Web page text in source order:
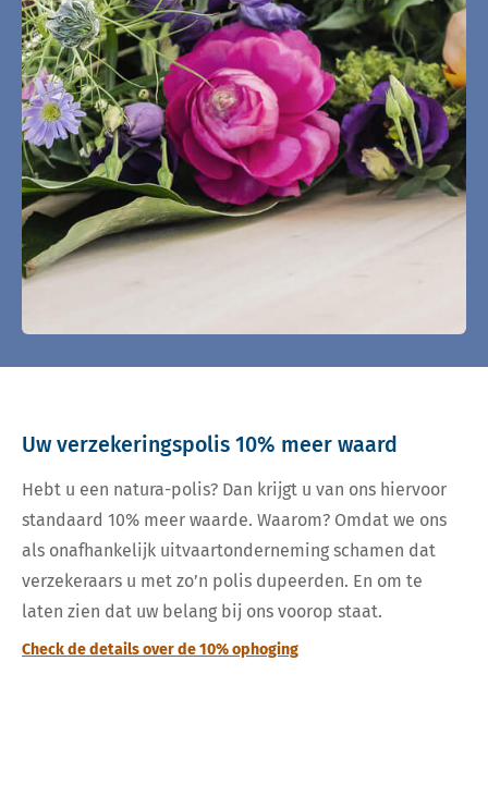
Uw verzekeringspolis 10% meer waard
Hebt u een natura-polis? Dan krijgt u van ons hiervoor
standaard 10% meer waarde. Waarom? Omdat we ons
als onafhankelijk uitvaartonderneming schamen dat
verzekeraars u met zo’n polis dupeerden. En om te
laten zien dat uw belang bij ons voorop staat.
Check de details over de 10% ophoging